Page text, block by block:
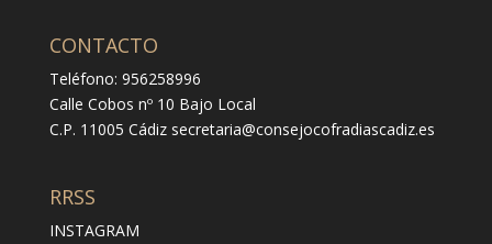
CONTACTO
Teléfono: 956258996
Calle Cobos nº 10 Bajo Local
C.P. 11005 Cádiz secretaria@consejocofradiascadiz.es
RRSS
INSTAGRAM